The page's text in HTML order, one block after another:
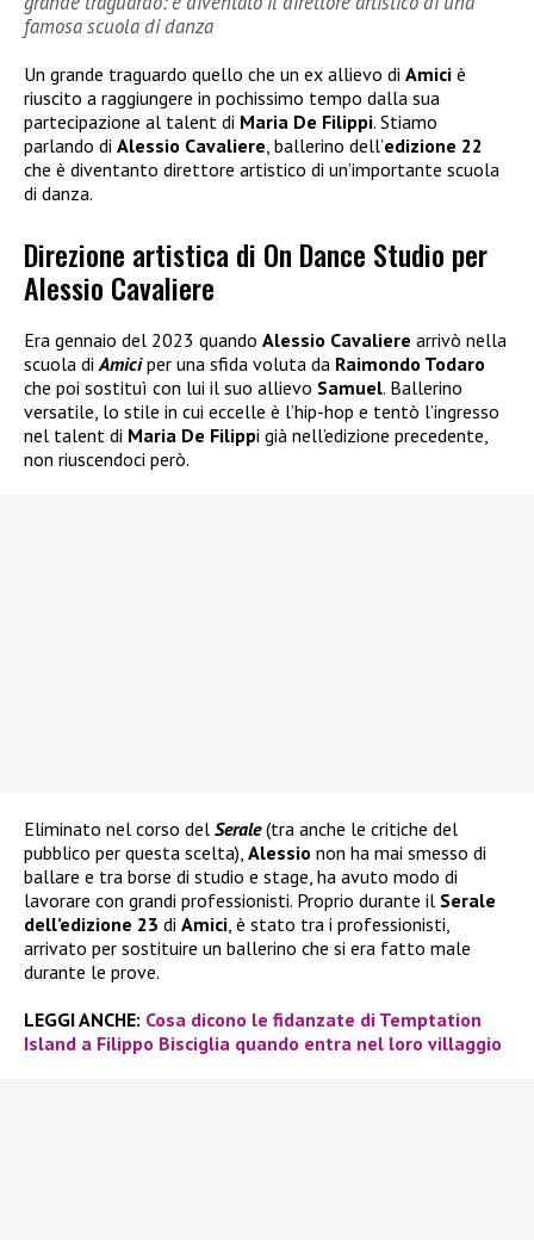
famosa scuola di danza
Un grande traguardo quello che un ex allievo di Amici è
riuscito a raggiungere in pochissimo tempo dalla sua
partecipazione al talent di Maria De Filippi. Stiamo
parlando di Alessio Cavaliere, ballerino dell’edizione 22
che è diventanto direttore artistico di un’importante scuola
di danza.
Direzione artistica di On Dance Studio per
Alessio Cavaliere
Era gennaio del 2023 quando Alessio Cavaliere arrivò nella
scuola di Amiciper una sfida voluta da Raimondo Todaro
che poi sostituì con lui il suo allievo Samuel. Ballerino
versatile, lo stile in cui eccelle è l’hip-hop e tentò l’ingresso
nel talent di Maria De Filippi già nell’edizione precedente,
non riuscendoci però.
Eliminato nel corso del Serale(tra anche le critiche del
pubblico per questa scelta), Alessio non ha mai smesso di
ballare e tra borse di studio e stage, ha avuto modo di
lavorare con grandi professionisti. Proprio durante il Serale
dell’edizione 23 di Amici , è stato tra i professionisti,
arrivato per sostituire un ballerino che si era fatto male
durante le prove.
LEGGI ANCHE: Cosa dicono le fidanzate di Temptation
Island a Filippo Bisciglia quando entra nel loro villaggio